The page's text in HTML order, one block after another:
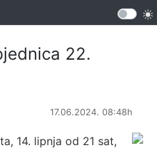
22.
17.06.2024. 08:48h
14. lipnja od 21 sat,